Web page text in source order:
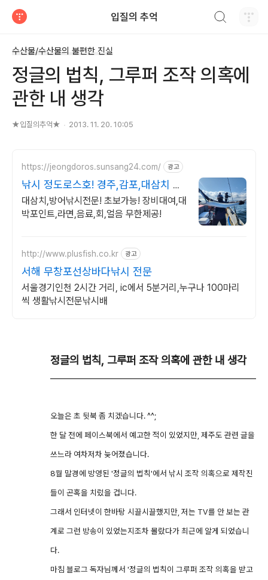
입질의 추억
수산물/수산물의 불편한 진실
정글의 법칙, 그루퍼 조작 의혹에
관한 내 생각
★입질의추억★ 2013. 11. 20. 10:05
https://jeongdoros.sunsang24.com/ 광고
낚시 정도로스호! 경주,감포,대삼치 방
어 넘버
대삼치,방어낚시전문! 초보가능! 장비대여,대
박포인트,라면,음료,회,얼음 무한제공!
http://www.plusfish.co.kr 광고
서해 무창포선상바다낚시 전문
서울경기인천 2시간 거리, ic에서 5분거리,누구나 100마리
씩 생활낚시전문낚시배
정글의 법칙, 그루퍼 조작 의혹에 관한 내 생각
오늘은 초 뒷북 좀 치겠습니다. ^^;
한 달 전에 페이스북에서 예고한 적이 있었지만, 제주도 관련 글을
쓰느라 여차저차 늦어졌습니다.
8월 말경에 방영된 '정글의 법칙'에서 낚시 조작 의혹으로 제작진
들이 곤혹을 치렀을 겁니다.
그래서 인터넷이 한바탕 시끌시끌했지만, 저는 TV를 안 보는 관
계로 그런 방송이 있었는지조차 몰랐다가 최근에 알게 되었습니
다.
마침 블로그 독자님께서 '정글의 법칙이 그루퍼 조작 의혹을 받고